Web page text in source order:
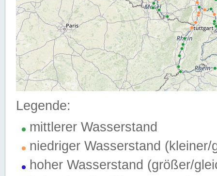
Legende:
mittlerer Wasserstand
niedriger Wasserstand (kleiner/
hoher Wasserstand (größer/